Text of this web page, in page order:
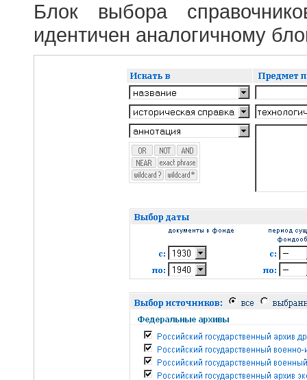
Блок выбора
идентичен аналогичному